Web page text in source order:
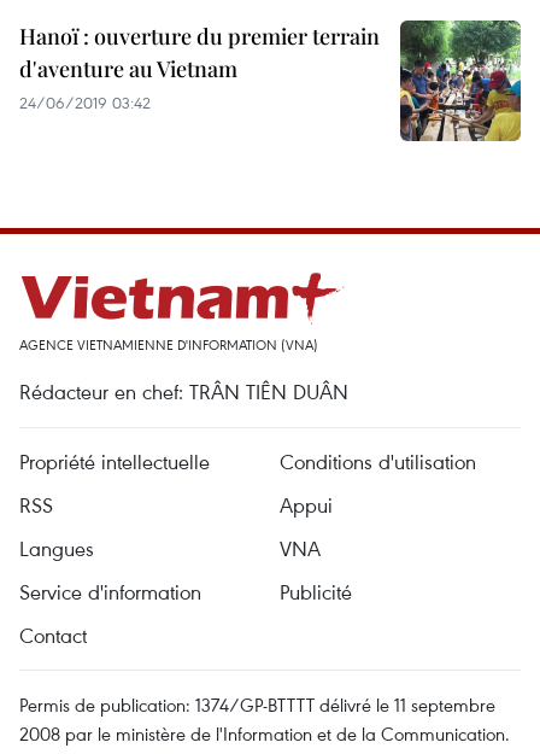
Hanoï : ouverture du premier terrain
d'aventure au Vietnam
24/06/2019 03:42
AGENCE VIETNAMIENNE D'INFORMATION (VNA)
Rédacteur en chef: TRÂN TIÊN DUÂN
Propriété intellectuelle
Conditions d'utilisation
RSS
Appui
Langues
VNA
Service d'information
Publicité
Contact
Permis de publication: 1374/GP-BTTTT délivré le 11 septembre
2008 par le ministère de l'Information et de la Communication.